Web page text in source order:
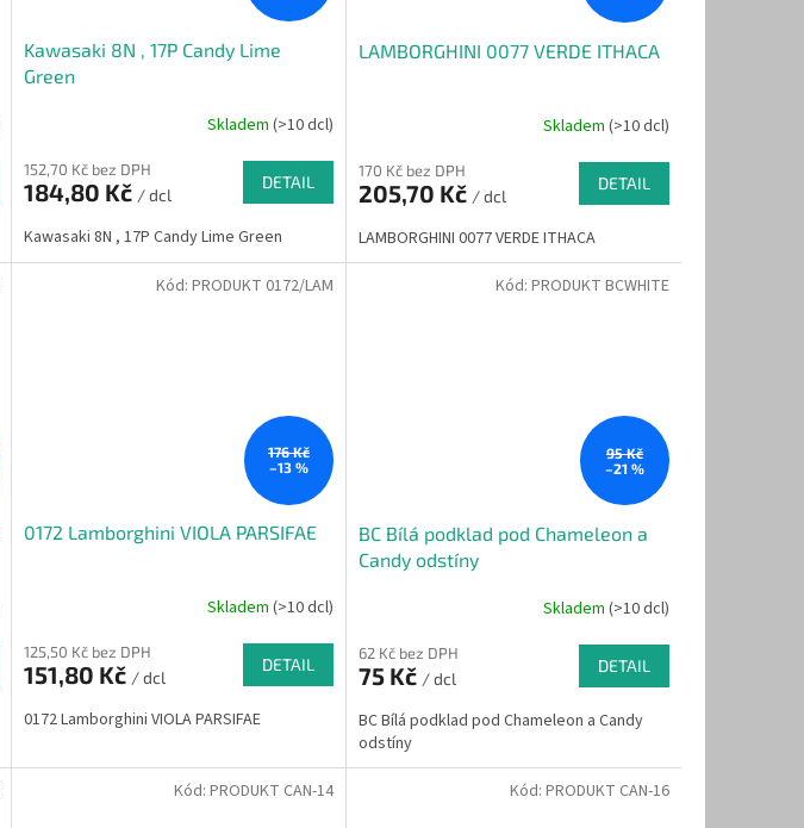
Kawasaki 8N , 17P Candy Lime
Green
Skladem (>10 dcl)
152,70 Kč bez DPH
184,80 Kč / dcl
DETAIL
Kawasaki 8N , 17P Candy Lime Green
LAMBORGHINI 0077 VERDE ITHACA
Skladem (>10 dcl)
170 Kč bez DPH
205,70 Kč / dcl
DETAIL
LAMBORGHINI 0077 VERDE ITHACA
176 Kč
–13 %
0172 Lamborghini VIOLA PARSIFAE
Skladem (>10 dcl)
125,50 Kč bez DPH
151,80 Kč / dcl
DETAIL
0172 Lamborghini VIOLA PARSIFAE
Kód: PRODUKT 0172/LAM
95 Kč
–21 %
BC Bílá podklad pod Chameleon a
Candy odstíny
Skladem (>10 dcl)
62 Kč bez DPH
75 Kč / dcl
DETAIL
BC Bílá podklad pod Chameleon a Candy
odstíny
Kód: PRODUKT BCWHITE
Kód: PRODUKT CAN-14 Kód: PRODUKT CAN-16